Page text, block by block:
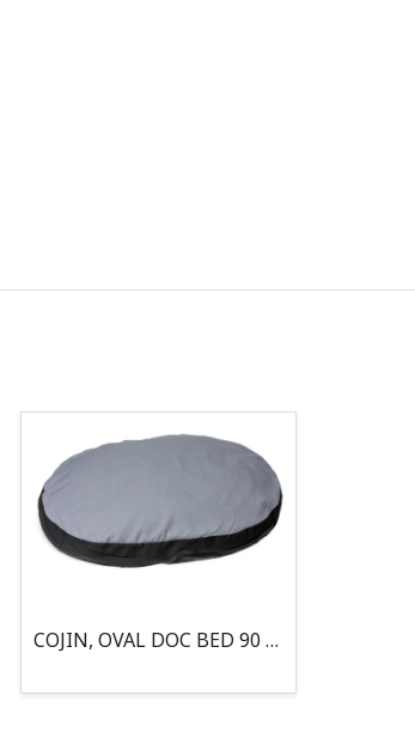
COJIN, OVAL DOC BED 90 X 66 X 10CM GRIS/NEGRO, 95°